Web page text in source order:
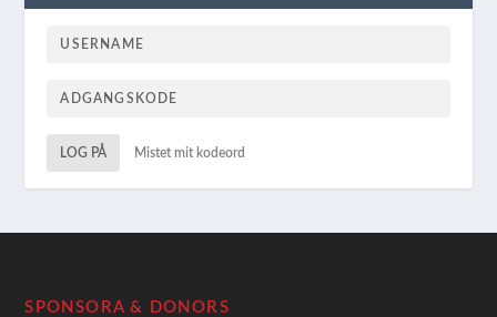
LOG PÅ Mistet mit kodeord
SPONSORA & DONORS